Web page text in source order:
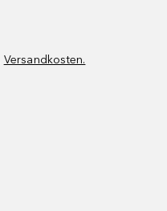
Versandkosten.